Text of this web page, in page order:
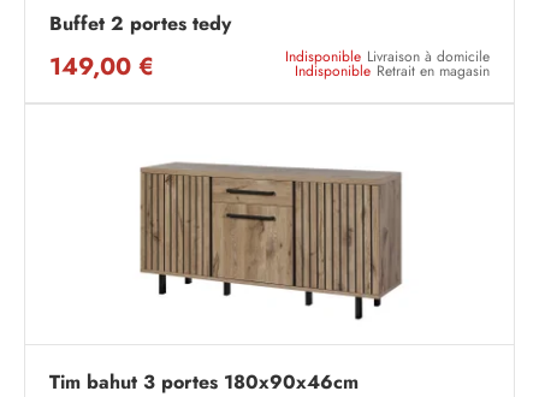
Buffet 2 portes tedy
149,00 € Indisponible Livraison à domicile
Indisponible Retrait en magasin
Tim bahut 3 portes 180x90x46cm